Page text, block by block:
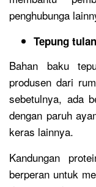
penghubunga
Tepung
Bahan baku
produsen dari
sebetulnya, ada
dengan paruh
keras lainnya.
Kandungan
berperan untuk